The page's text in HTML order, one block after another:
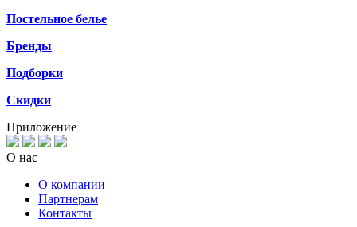
Постельное белье
Бренды
Подборки
Скидки
Приложение
О нас
О компании
Партнерам
Контакты